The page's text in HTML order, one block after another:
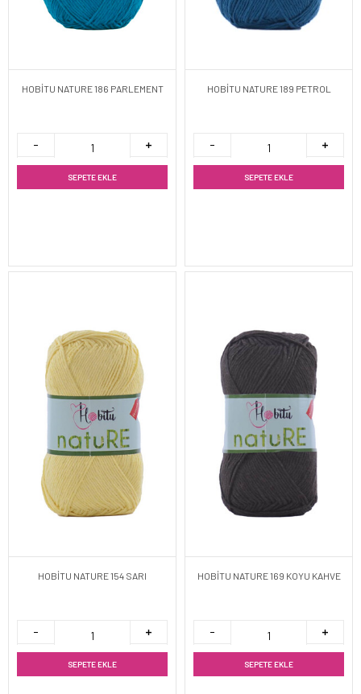
HOBİTU NATURE 186 PARLEMENT
SEPETE EKLE
HOBİTU NATURE 189 PETROL
SEPETE EKLE
HOBİTU NATURE 154 SARI
SEPETE EKLE
HOBİTU NATURE 169 KOYU KAHVE
SEPETE EKLE